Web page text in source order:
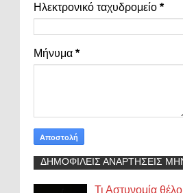
Ηλεκτρονικό ταχυδρομείο *
Μήνυμα *
ΔΗΜΟΦΙΛΕΙΣ ΑΝΑΡΤΗΣΕΙΣ
Τι Αστυνομία